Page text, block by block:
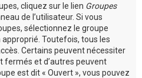
cliquez sur le lien Groupes
de l’utilisateur. Si vous
sélectionnez le groupe
Toutefois, tous les
Certains peuvent nécessiter
fermés et d’autres peuvent
est dit « Ouvert », vous pouvez